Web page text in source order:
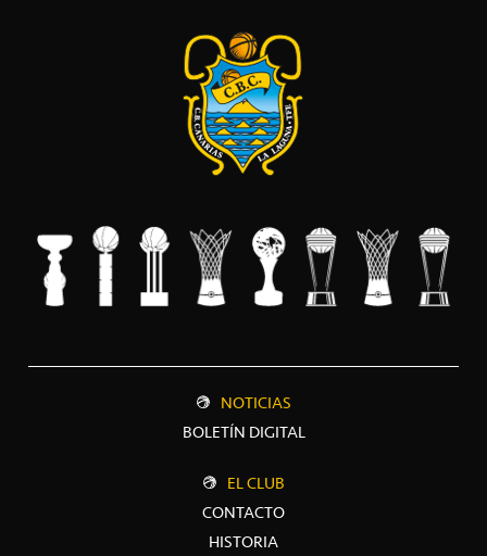
NOTICIAS
BOLETÍN DIGITAL
EL CLUB
CONTACTO
HISTORIA